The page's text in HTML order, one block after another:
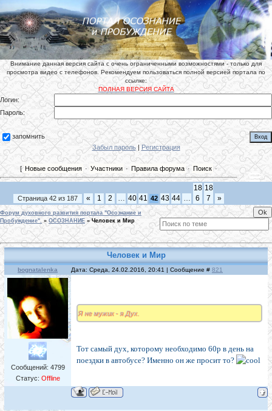
Внимание данная версия сайта с очень ограниченными возможностями - только для
просмотра видео с телефонов. Рекомендуем пользоваться полной версией портала по
ссылке:
ПОЛНАЯ ВЕРСИЯ САЙТА
Логин:
Пароль:
запомнить
Забыл пароль| Регистрация
[ Новые сообщения · Участники · Правила форума · Поиск·
Страница 42 из 187 « 1 2 … 40 41 42 43 44 …
18
6
18
7
»
Форум духовного развития портала "Осознание и
Пробуждение". » ОСОЗНАНИЕ » Человек и Мир
Человек и Мир
bognatalenka Дата: Среда, 24.02.2016, 20:41 | Сообщение # 821
Сообщений: 4799
Статус: Offline
Я не мужик - я Дух.
Тот самый дух, которому необходимо 60р в день на
поездки в автобусе? Именно он же просит то?